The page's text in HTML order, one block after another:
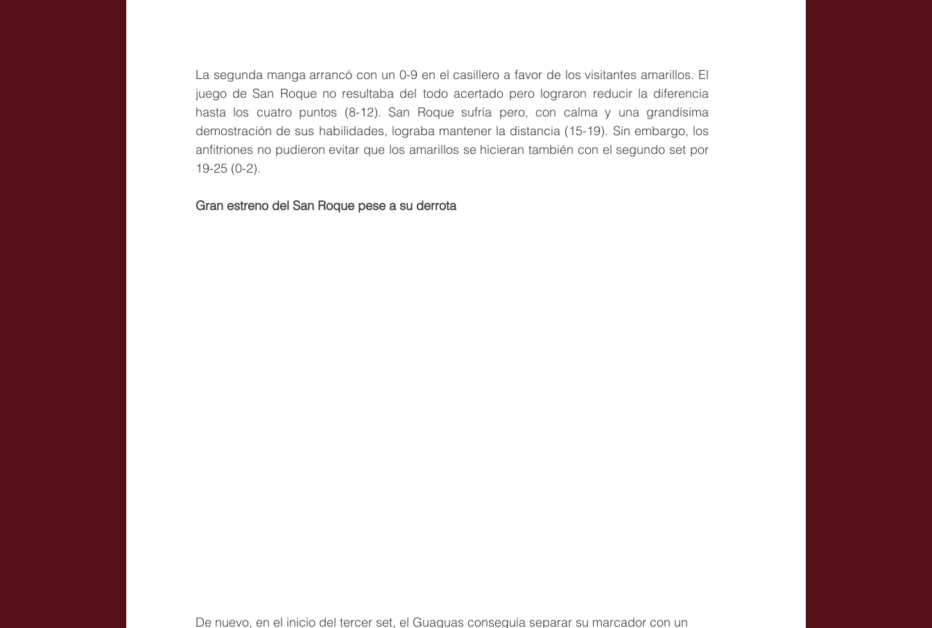
La segunda manga arrancó con un 0-9 en el casillero a favor de los visitantes amarillos. El
juego de San Roque no resultaba del todo acertado pero lograron reducir la diferencia
hasta los cuatro puntos (8-12). San Roque sufría pero, con calma y una grandísima
demostración de sus habilidades, lograba mantener la distancia (15-19). Sin embargo, los
anfitriones no pudieron evitar que los amarillos se hicieran también con el segundo set por
19-25 (0-2).
Gran estreno del San Roque pese a su derrota
De nuevo, en el inicio del tercer set, el Guaguas conseguía separar su marcador con un